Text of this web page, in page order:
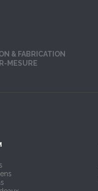
& FABRICATION
MESURE